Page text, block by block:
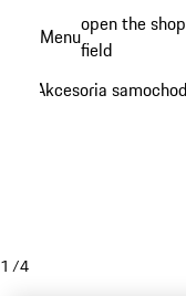
zawartości
Menuopen the
field
Akcesoria
1 /4